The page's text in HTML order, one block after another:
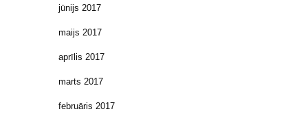
jūnijs 2017
maijs 2017
aprīlis 2017
marts 2017
februāris 2017